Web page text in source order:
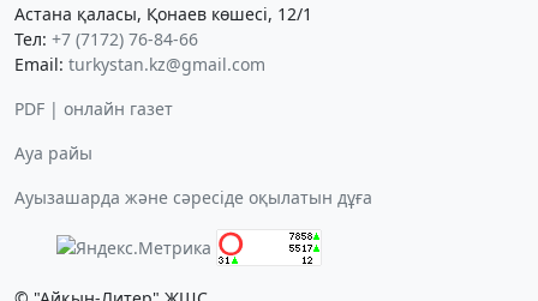
Астана қаласы, Қонаев көшесі, 12/1
Тел: +7 (7172) 76-84-66
Email: turkystan.kz@gmail.com
PDF | онлайн газет
Ауа райы
Ауызашарда және сәресіде оқылатын дұға